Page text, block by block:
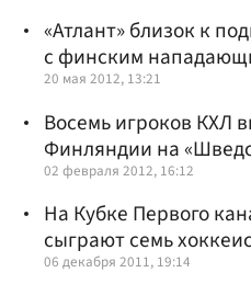
«Атлант» близок к
с финским
20 мая 2012, 13:21
Восемь игроков КХЛ
Финляндии на
02 февраля 2012, 16:12
На Кубке Первого
сыграют семь
06 декабря 2011, 19:14